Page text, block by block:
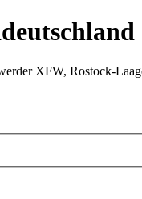
XFW, Rostock-